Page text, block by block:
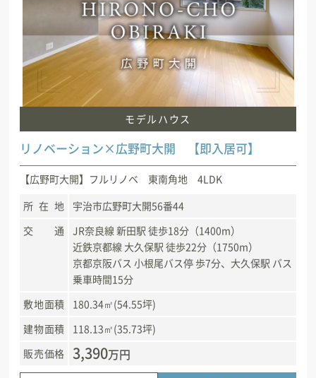
モデルハウス
リノベーション×広野町大開 【即入居可】
【広野町大開】フルリノベ 東南角地 4LDK
所在地
宇治市広野町大開56番44
交通
JR奈良線 新田駅 徒歩18分（1400m）
近鉄京都線 大久保駅 徒歩22分（1750m）
京都京阪バス 小根尾バス停 歩7分、大久保駅 バス
乗車時間15分
敷地面積
180.34㎡(54.55坪)
建物面積
118.13㎡(35.73坪)
販売価格
3,390万円